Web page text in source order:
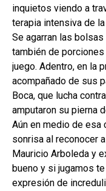
inquietos viendo a
terapia intensiva de
Se agarran las
también de
juego. Adentro, en la
acompañado de sus
Boca, que lucha
amputaron su pierna
Aún en medio de esa
sonrisa al reconocer a
Mauricio Arboleda y
bueno y si jugamos
expresión de